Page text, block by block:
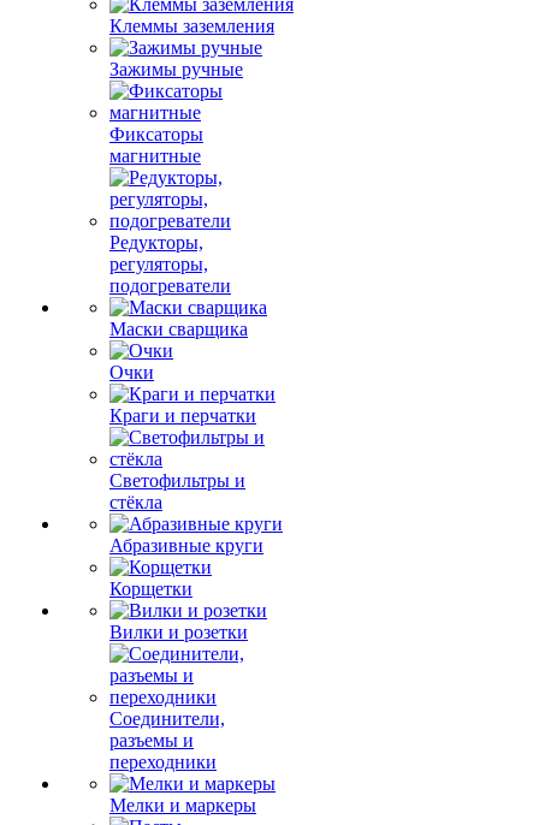
Клеммы заземления
Зажимы ручные
Фиксаторы
магнитные
Редукторы,
регуляторы,
подогреватели
Маски сварщика
Очки
Краги и перчатки
Светофильтры и
стёкла
Абразивные круги
Корщетки
Вилки и розетки
Соединители,
разъемы и
переходники
Мелки и маркеры